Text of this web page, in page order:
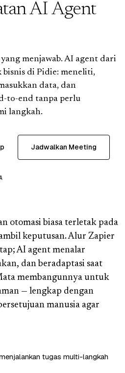
AI Agent
menjawab. AI agent dari
bisnis di Pidie: meneliti,
data, dan
to-end tanpa perlu
langkah.
Jadwalkan Meeting
otomasi biasa terletak pada
keputusan. Alur Zapier
AI agent menalar
dan beradaptasi saat
membangunnya untuk
— lengkap dengan
manusia agar
tugas multi-langkah